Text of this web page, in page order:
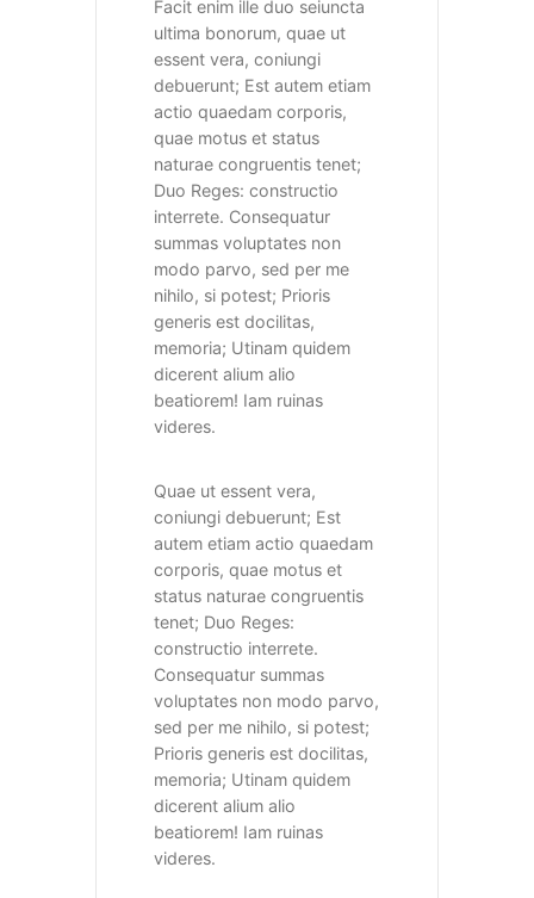
Facit enim ille duo seiuncta
ultima bonorum, quae ut
essent vera, coniungi
debuerunt; Est autem etiam
actio quaedam corporis,
quae motus et status
naturae congruentis tenet;
Duo Reges: constructio
interrete. Consequatur
summas voluptates non
modo parvo, sed per me
nihilo, si potest; Prioris
generis est docilitas,
memoria; Utinam quidem
dicerent alium alio
beatiorem! Iam ruinas
videres.
Quae ut essent vera,
coniungi debuerunt; Est
autem etiam actio quaedam
corporis, quae motus et
status naturae congruentis
tenet; Duo Reges:
constructio interrete.
Consequatur summas
voluptates non modo parvo,
sed per me nihilo, si potest;
Prioris generis est docilitas,
memoria; Utinam quidem
dicerent alium alio
beatiorem! Iam ruinas
videres.